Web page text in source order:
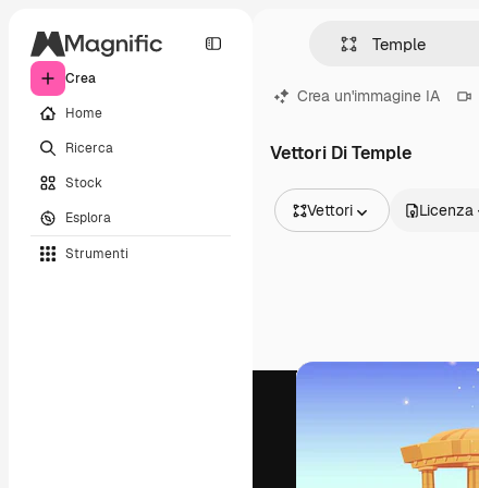
Crea
Home
Ricerca
Stock
Esplora
Strumenti
Crea un'immagine IA
Vettori Di Temple
Vettori
Video
Licenza